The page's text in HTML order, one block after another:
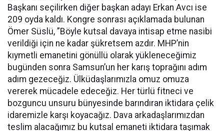
Başkanı seçilirken diğer başkan adayı Erkan Avcı ise
209 oyda kaldı. Kongre sonrası açıklamada bulunan
Ömer Süslü, ”Böyle kutsal davaya intisap etme nasibi
verildiği için ne kadar şükretsem azdır. MHP’nin
kıymetli emanetini gönüllü olarak yükleneceğimiz
bugünden sonra Samsun’un her karış toprağını adım
adım gezeceğiz. Ülküdaşlarımızla omuz omuza
vererek mücadele edeceğiz. Her türlü fitneci ve
bozguncu unsuru bünyesinde barındıran iktidara çelik
idaremizle karşı koyacağız. Dava arkadaşlarımızdan
teslim alacağımız bu kutsal emaneti iktidara taşımak